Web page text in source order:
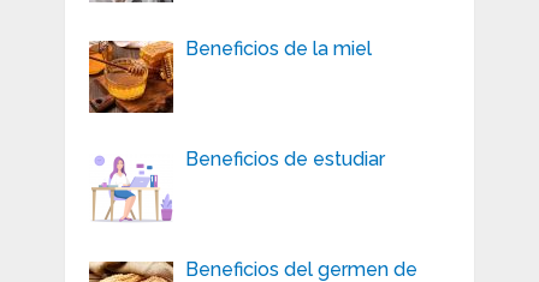
Beneficios de la miel
Beneficios de estudiar
Beneficios del germen de